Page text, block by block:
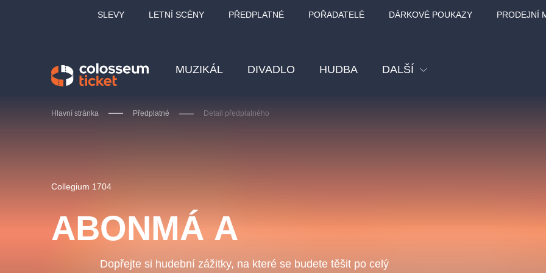
SLEVY LETNÍ SCÉNY PŘEDPLATNÉ POŘADATELÉ DÁRKOVÉ POUKAZY PRODEJNÍ
MUZIKÁL DIVADLO HUDBA DALŠÍ
Hlavní stránka Předplatné Detail předplatného
Collegium 1704
ABONMÁ A
Dopřejte si hudební zážitky, na které se budete těšit po celý
OBYČEJNÁ HOLKA
Pink Panther Agency,
Kultura pod hvězdami